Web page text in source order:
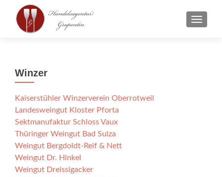
Winzer
Kaiserstühler Winzerverein Oberrotweil
Landesweingut Kloster Pforta
Sektmanufaktur Schloss Vaux
Thüringer Weingut Bad Sulza
Weingut Bergdoldt-Reif & Nett
Weingut Dr. Hinkel
Weingut Dreissigacker